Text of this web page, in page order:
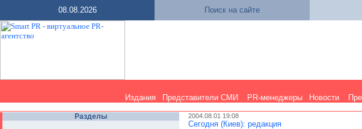
08.08.2026 Поиск на сайте
Издания Представители СМИ PR-менеджеры Новости
Разделы 2004.08.01 19:08
Сегодня (Киев): редакция